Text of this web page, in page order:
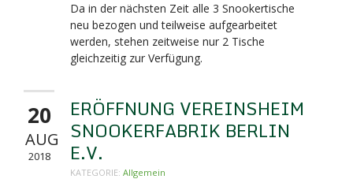
Da in der nächsten Zeit alle 3 Snookertische
neu bezogen und teilweise aufgearbeitet
werden, stehen zeitweise nur 2 Tische
gleichzeitig zur Verfügung.
20
AUG
2018
ERÖFFNUNG VEREINSHEIM
SNOOKERFABRIK BERLIN
E.V.
KATEGORIE: Allgemein